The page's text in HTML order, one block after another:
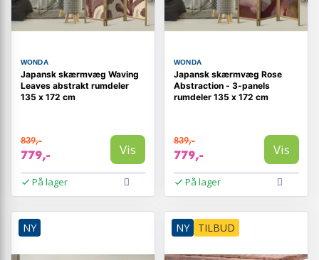
WONDA
Japansk skærmvæg Waving
Leaves abstrakt rumdeler
135 x 172 cm
839,-
779,- Vis
På lager
WONDA
Japansk skærmvæg Rose
Abstraction - 3-panels
rumdeler 135 x 172 cm
839,-
779,- Vis
På lager
NY NY TILBUD